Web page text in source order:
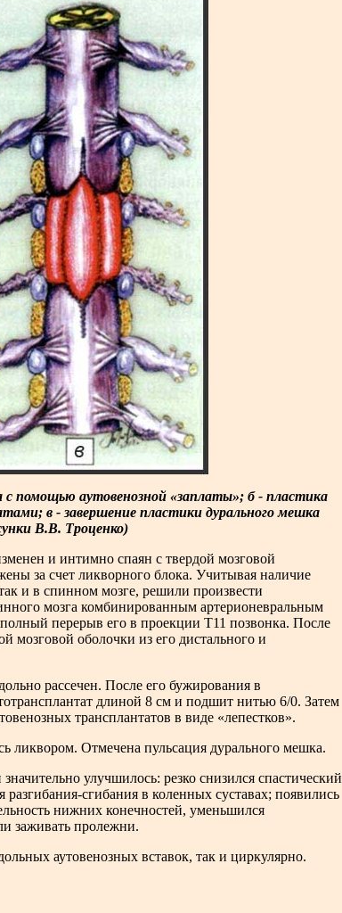
с помощью аутовенозной «заплаты»; б - пластика
в - завершение пластики дурального мешка
В.В. Троценко)
и интимно спаян с твердой мозговой
за счет ликворного блока. Учитывая наличие
и в спинном мозге, решили произвести
мозга комбинированным артерионевральным
перерыв его в проекции Т11 позвонка. После
мозговой оболочки из его дистального и
рассечен. После его бужирования в
длиной 8 см и подшит нитью 6/0. Затем
трансплантатов в виде «лепестков».
ликвором. Отмечена пульсация дурального мешка.
улучшилось: резко снизился спастический
сгибания в коленных суставах; появились
нижних конечностей, уменьшился
заживать пролежни.
аутовенозных вставок, так и циркулярно.